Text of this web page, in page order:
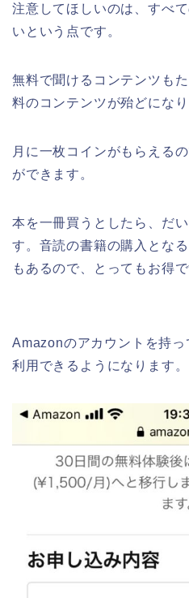
注意してほしいのは、すべ
いという点です。
無料で聞けるコンテンツも
料のコンテンツが殆どになり
月に一枚コインがもらえる
ができます。
本を一冊買うとしたら、だ
す。音読の書籍の購入とな
もあるので、とってもお得で
Amazonのアカウントを持
利用できるようになります。